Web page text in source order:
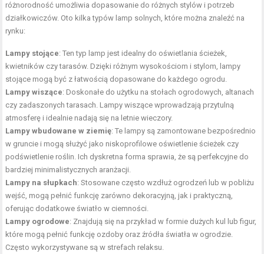
różnorodność umożliwia dopasowanie do różnych stylów i potrzeb
działkowiczów. Oto kilka typów lamp solnych, które można znaleźć na
rynku:
Lampy stojące: Ten typ lamp jest idealny do oświetlania ścieżek,
kwietników czy tarasów. Dzięki różnym wysokościom i stylom, lampy
stojące mogą być z łatwością dopasowane do każdego ogrodu.
Lampy wiszące: Doskonałe do użytku na stołach ogrodowych, altanach
czy zadaszonych tarasach. Lampy wiszące wprowadzają przytulną
atmosferę i idealnie nadają się na letnie wieczory.
Lampy wbudowane w ziemię: Te lampy są zamontowane bezpośrednio
w gruncie i mogą służyć jako niskoprofilowe oświetlenie ścieżek czy
podświetlenie roślin. Ich dyskretna forma sprawia, że są perfekcyjne do
bardziej minimalistycznych aranżacji.
Lampy na słupkach: Stosowane często wzdłuż ogrodzeń lub w pobliżu
wejść, mogą pełnić funkcję zarówno dekoracyjną, jak i praktyczną,
oferując dodatkowe światło w ciemności.
Lampy ogrodowe: Znajdują się na przykład w formie dużych kul lub figur,
które mogą pełnić funkcję ozdoby oraz źródła światła w ogrodzie.
Często wykorzystywane są w strefach relaksu.